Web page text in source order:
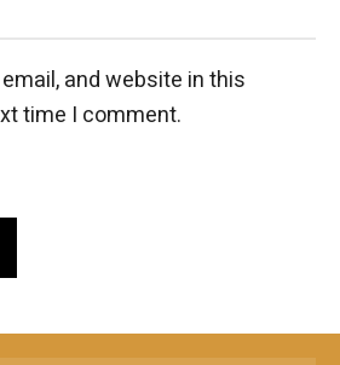
and website in this
time I comment.